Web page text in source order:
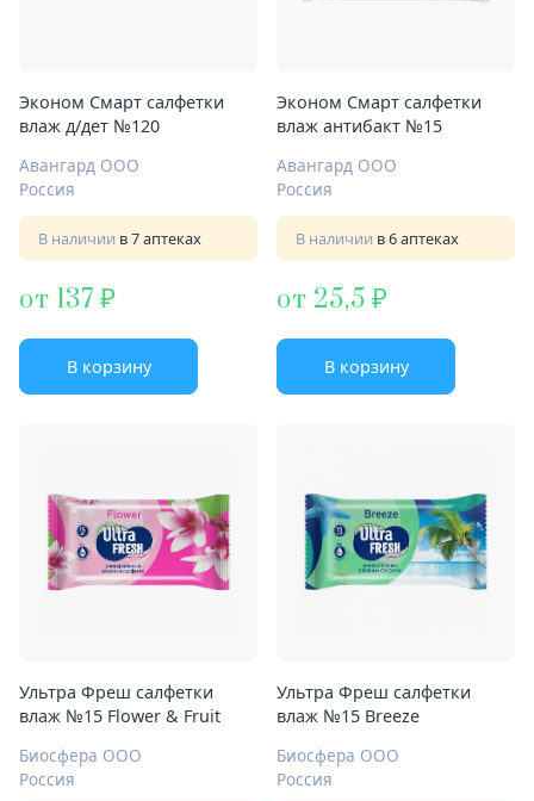
Эконом Смарт салфетки
влаж д/дет №120
Авангард ООО
Россия
В наличии в 7 аптеках
от 137
В корзину
Эконом Смарт салфетки
влаж антибакт №15
Авангард ООО
Россия
В наличии в 6 аптеках
от 25,5
В корзину
Ультра Фреш салфетки
влаж №15 Flower & Fruit
Биосфера ООО
Россия
Ультра Фреш салфетки
влаж №15 Breeze
Биосфера ООО
Россия